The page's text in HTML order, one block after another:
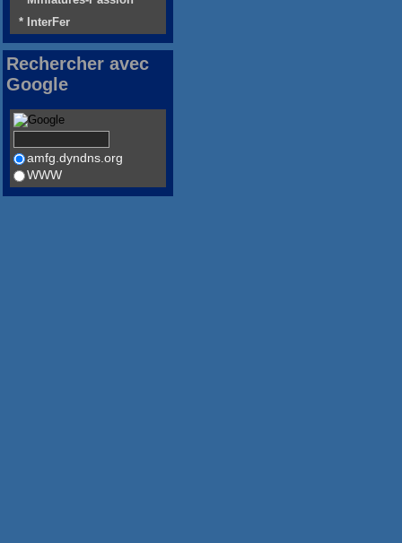
* InterFer
Rechercher avec
Google
amfg.dyndns.org
WWW